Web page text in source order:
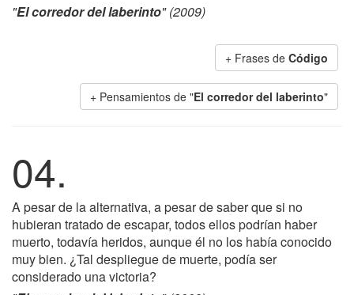
"El corredor del laberinto" (2009)
+ Frases de Código
+ Pensamientos de "El corredor del laberinto"
04.
A pesar de la alternativa, a pesar de saber que si no
hubieran tratado de escapar, todos ellos podrían haber
muerto, todavía heridos, aunque él no los había conocido
muy bien. ¿Tal despliegue de muerte, podía ser
considerado una victoria?